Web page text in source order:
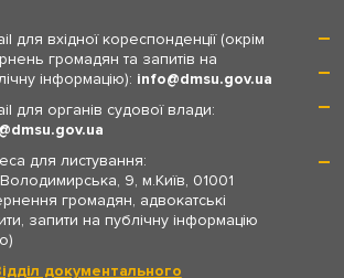
для вхідної кореспонденції (окрім
громадян та запитів на
інформацію): info
dmsu.gov.ua
для органів судової влади:
dmsu.gov.ua
для листування:
9, м.Київ, 01001
громадян, адвокатські
запити на публічну інформацію
документального